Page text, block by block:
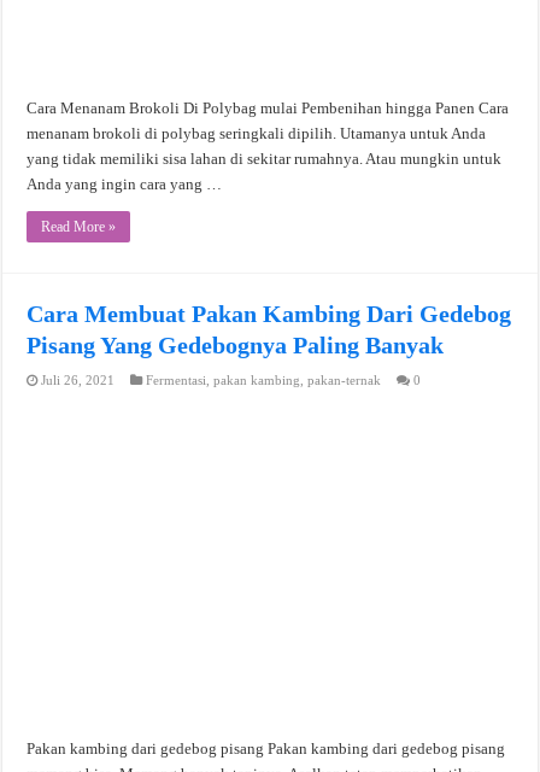
Cara Menanam Brokoli Di Polybag mulai Pembenihan hingga Panen Cara
menanam brokoli di polybag seringkali dipilih. Utamanya untuk Anda
yang tidak memiliki sisa lahan di sekitar rumahnya. Atau mungkin untuk
Anda yang ingin cara yang …
Read More »
Cara Membuat Pakan Kambing Dari Gedebog
Pisang Yang Gedebognya Paling Banyak
Juli 26, 2021 Fermentasi ,pakan kambing ,pakan-ternak 0
Pakan kambing dari gedebog pisang Pakan kambing dari gedebog pisang